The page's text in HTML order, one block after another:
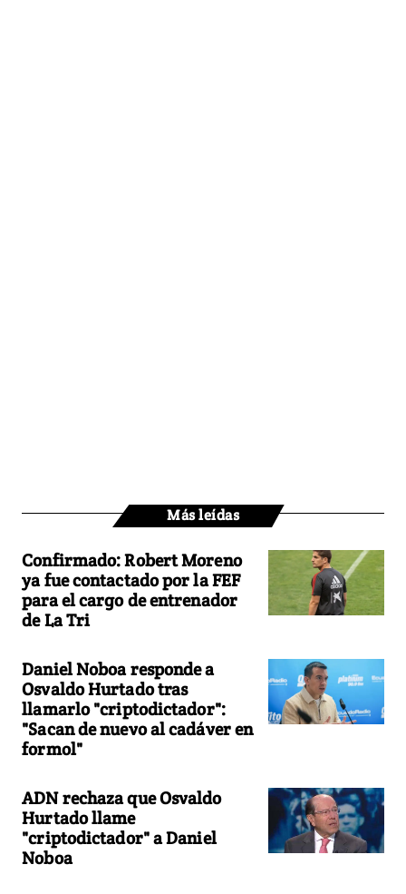
Más leídas
Confirmado: Robert Moreno
ya fue contactado por la FEF
para el cargo de entrenador
de La Tri
Daniel Noboa responde a
Osvaldo Hurtado tras
llamarlo "criptodictador":
"Sacan de nuevo al cadáver en
formol"
ADN rechaza que Osvaldo
Hurtado llame
"criptodictador" a Daniel
Noboa